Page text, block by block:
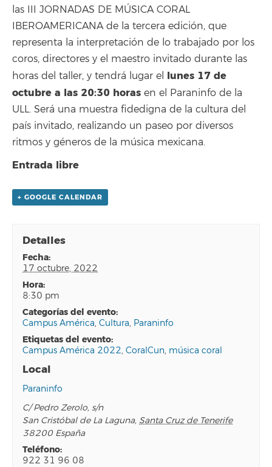
las III JORNADAS DE MÚSICA CORAL
IBEROAMERICANA de la tercera edición, que
representa la interpretación de lo trabajado por los
coros, directores y el maestro invitado durante las
horas del taller, y tendrá lugar el lunes 17 de
octubre a las 20:30 horas en el Paraninfo de la
ULL. Será una muestra fidedigna de la cultura del
país invitado, realizando un paseo por diversos
ritmos y géneros de la música mexicana.
Entrada libre
+ GOOGLE CALENDAR
Detalles
fecha:
17 octubre, 2022
hora:
8:30 pm
categorías del evento:
Campus América,Cultura, Paraninfo
etiquetas del evento:
Campus América 2022,CoralCun, música coral
Local
Paraninfo
C/ Pedro Zerolo, s/n
San Cristóbal de La Laguna, Santa Cruz de Tenerife
38200 España
teléfono:
922 31 96 08